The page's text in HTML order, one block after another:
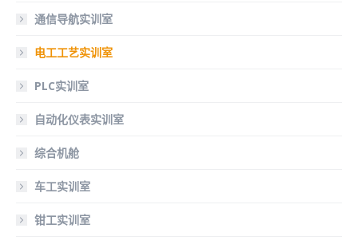
通信导航实训室
电工工艺实训室
PLC实训室
自动化仪表实训室
综合机舱
车工实训室
钳工实训室